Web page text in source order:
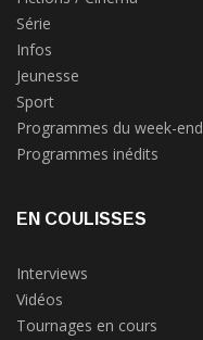
Série
Infos
Jeunesse
Sport
Programmes du week-end
Programmes inédits
EN COULISSES
Interviews
Vidéos
Tournages en cours